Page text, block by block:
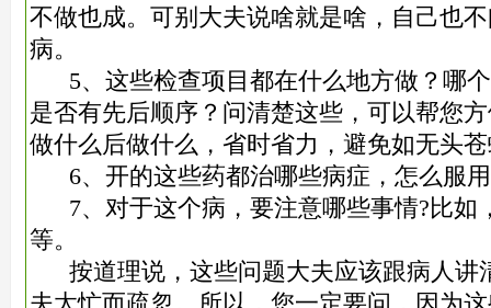
不做也成。可别大夫说啥就是啥，自己也
病。
5、这些检查项目都在什么地方做？哪
是否有先后顺序？问清楚这些，可以帮您
做什么后做什么，省时省力，避免如无头
6、开的这些药都治哪些病症，怎么服
7、对于这个病，要注意哪些事情?比如
等。
按道理说，这些问题大夫应该跟病人讲